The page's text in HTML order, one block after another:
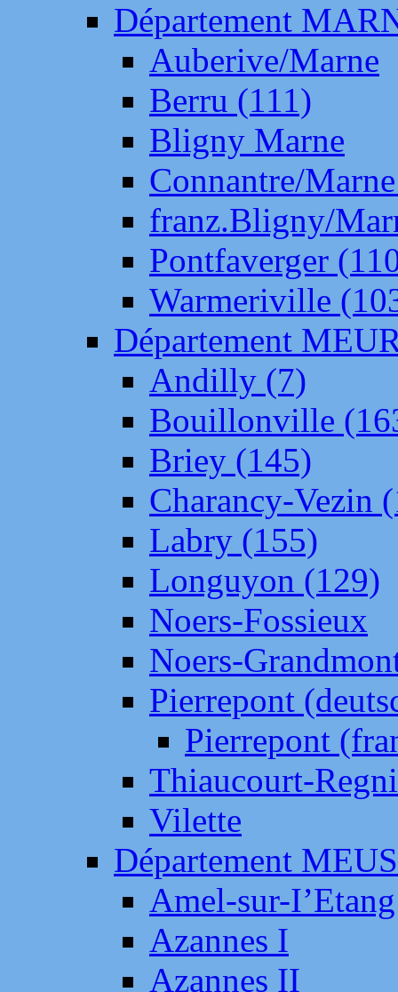
Département
Auberive/Marne
Berru (111)
Bligny Marne
Connantre/
franz.Bligny/
Pontfaverger
Warmeriville
Département
Andilly (7)
Bouillonville
Briey (145)
Charancy-Vezin
Labry (155)
Longuyon (129)
Noers-Fossieux
Noers-
Pierrepont
Pierrepont
Thiaucourt-
Vilette
Département
Amel-sur-
Azannes I
Azannes II